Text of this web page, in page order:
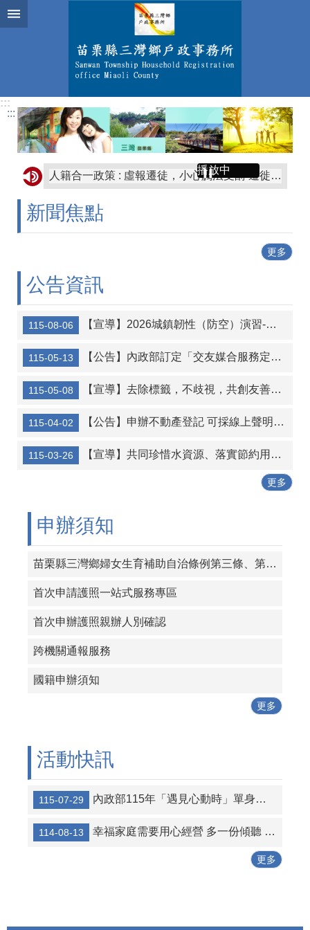
跳到主要內容區塊
:::
:::
播放中 人籍合一政策 : 虛報遷徒，小心觸法受罰 遷徙登記應至遷入地戶政事務所辦理， 遷徙是事實行為，若無居住事實，請勿辦理遷徙登記。 如經查屬實虛遷徙，將撤銷其遷徙登記並處新臺幣3000元以上9000元以下罰鍰 。
113年人口政策宣導：(一)營造樂婚氛圍，鼓勵適齡婚育，攜手邁向幸福。(二)性別平等沒煩惱，生男生女一樣好。
如有人假冒戶政事務所人員名義，致電民眾稱有人持其身分證件，到戶政事務所辦理戶籍遷徙或申請戶籍資料等戶政業務，要求民眾提供個人資料等情事。為避免民眾個人資料遭詐騙，如遇有可疑電話，應立即打電話向該機關求證或撥打165反詐騙專線。
新聞焦點
更多
公告資訊
115-08-06 【宣導】2026城鎮韌性（防空）演習-行動網路降速演練
115-05-13 【公告】內政部訂定「交友媒合服務定型化契約應記載及不得記載事項」，自中華民國一百十 五年九月一日生效。
115-05-08 【宣導】去除標籤，不歧視，共創友善社會，精神疾病就像身體疾病一樣，需要理解、治療與支持。
115-04-02 【公告】申辦不動產登記 可採線上聲明替代印鑑證明
115-03-26 【宣導】共同珍惜水資源、落實節約用水宣導
更多
申辦須知
苗栗縣三灣鄉婦女生育補助自治條例第三條、第七條修正(115年7月1日施行)
首次申請護照一站式服務專區
首次申辦護照親辦人別確認
跨機關通報服務
國籍申辦須知
更多
活動快訊
115-07-29 內政部115年「遇見心動時」單身聯誼活動第3、10-14梯次，8月7日至16日開放報名，歡迎單身者踴躍報名。
114-08-13 幸福家庭需要用心經營 多一份傾聽 少一分距離
更多